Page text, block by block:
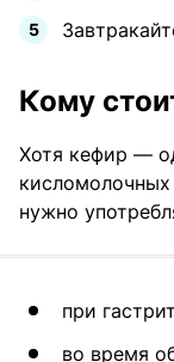
Кому
Хотя кефир —
нужно
при
во время